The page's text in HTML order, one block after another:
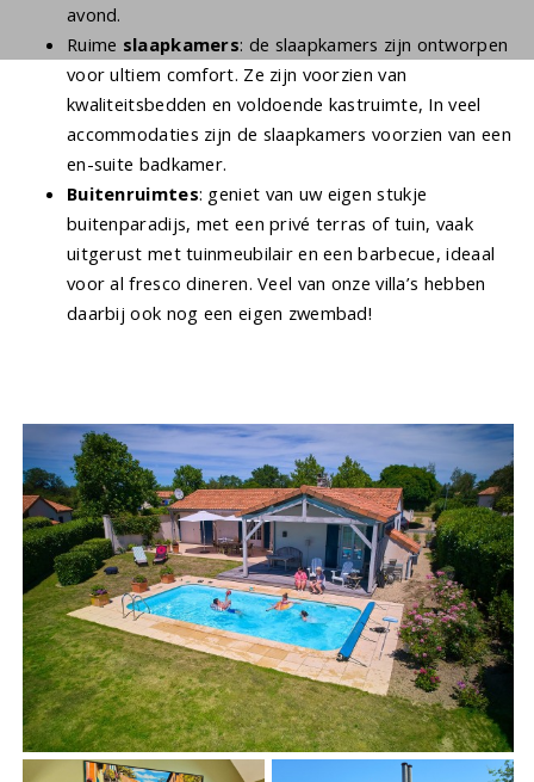
avond.
Ruime slaapkamers: de slaapkamers zijn ontworpen
voor ultiem comfort. Ze zijn voorzien van
kwaliteitsbedden en voldoende kastruimte, In veel
accommodaties zijn de slaapkamers voorzien van een
en-suite badkamer.
Buitenruimtes: geniet van uw eigen stukje
buitenparadijs, met een privé terras of tuin, vaak
uitgerust met tuinmeubilair en een barbecue, ideaal
voor al fresco dineren. Veel van onze villa’s hebben
daarbij ook nog een eigen zwembad!